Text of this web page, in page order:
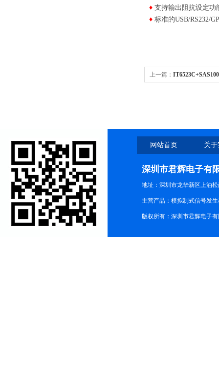
♦ 支持输出阻抗设定功
♦ 标准的USB/RS232/
上一篇：
网站首页 关
深圳市君辉电子有
地址：深圳市龙华新区上油松
主营产品：模拟制式信号发
版权所有：深圳市君辉电子